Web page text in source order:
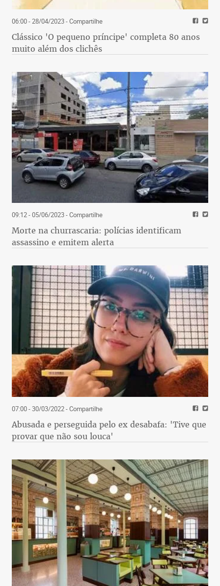
06:00 - 28/04/2023- Compartilhe
Clássico 'O pequeno príncipe' completa 80 anos
muito além dos clichês
09:12 - 05/06/2023- Compartilhe
Morte na churrascaria: polícias identificam
assassino e emitem alerta
07:00 - 30/03/2022- Compartilhe
Abusada e perseguida pelo ex desabafa: 'Tive que
provar que não sou louca'